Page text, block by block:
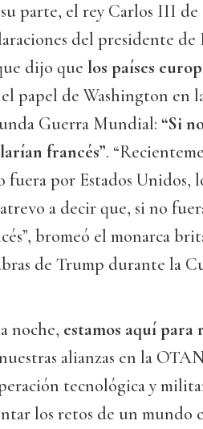
parte, el rey Carlos III
del presidente
dijo que los países
papel de Washington en
Guerra Mundial: “Si
francés”.
fuera por Estados Unidos,
a decir que, si no
bromeó el monarca
de Trump durante la
noche, estamos aquí para
alianzas en la
tecnológica y
los retos de un mundo